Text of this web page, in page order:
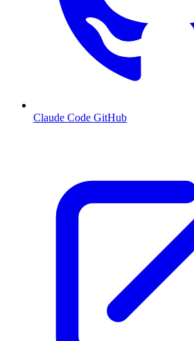
Claude Code GitHub